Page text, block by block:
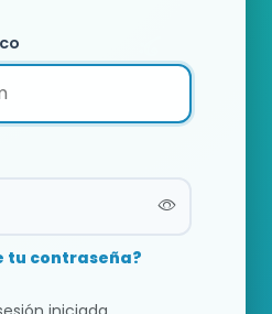
tu contraseña?